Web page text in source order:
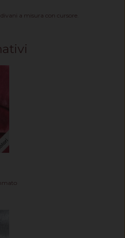
a misura con cursore.